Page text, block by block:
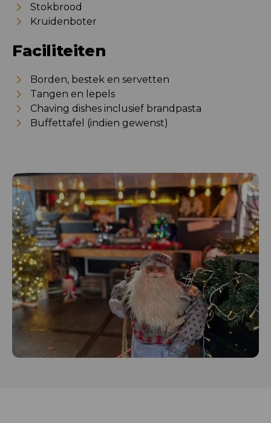
Stokbrood
Kruidenboter
Faciliteiten
Borden, bestek en servetten
Tangen en lepels
Chaving dishes inclusief brandpasta
Buffettafel (indien gewenst)